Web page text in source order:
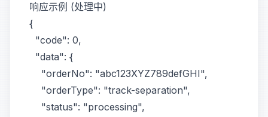
响应示例 (处理中)
{
  "code": 0,
  "data": {
    "orderNo": "abc123XYZ789defGHI",
    "orderType": "track-separation",
    "status": "processing",